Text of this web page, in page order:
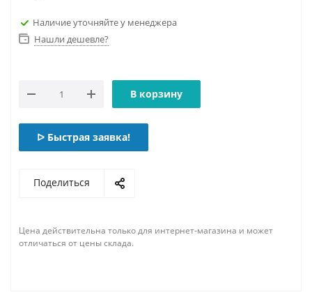
Наличие уточняйте у менеджера
Нашли дешевле?
В корзину
ᐅ Быстрая заявка!
Поделиться
Цена действительна только для интернет-магазина и может
отличаться от цены склада.